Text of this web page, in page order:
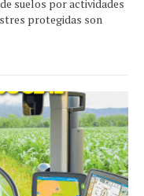
suelos por actividades
protegidas son